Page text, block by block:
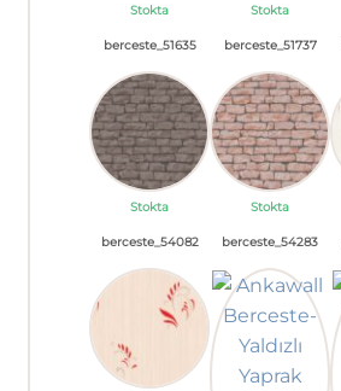
Stokta Stokta
berceste_51635
Stokta
berceste_51737
Stokta
berceste_54082 berceste_54283